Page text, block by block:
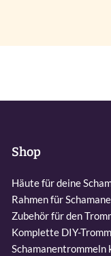
Shop
Häute für deine
Rahmen für
Zubehör für den
Komplette DIY-
Schamanentrommeln